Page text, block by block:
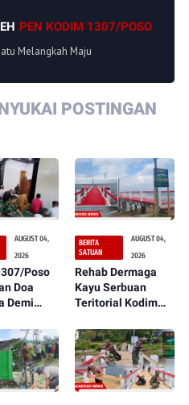
PEN KODIM 1307/POSO
Melangkah Maju
POSTINGAN
AUGUST 04,
2026
Poso
Doa
Demi
TA
BERITA
SATUAN
AUGUST 04,
2026
Rehab Dermaga
Kayu Serbuan
Teritorial Kodim
Rampung 100
Persen,
Manfaatnya
Segera Dirasakan
Masyarakat